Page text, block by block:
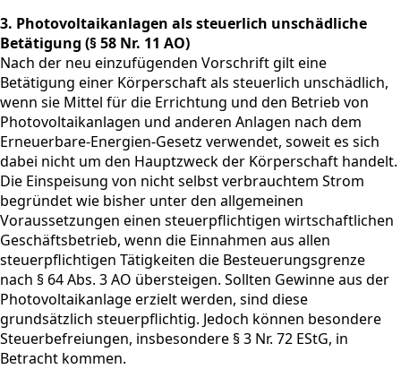
3. Photovoltaikanlagen als steuerlich unschädliche
Betätigung (§ 58 Nr. 11 AO)
Nach der neu einzufügenden Vorschrift gilt eine
Betätigung einer Körperschaft als steuerlich unschädlich,
wenn sie Mittel für die Errichtung und den Betrieb von
Photovoltaikanlagen und anderen Anlagen nach dem
Erneuerbare-Energien-Gesetz verwendet, soweit es sich
dabei nicht um den Hauptzweck der Körperschaft handelt.
Die Einspeisung von nicht selbst verbrauchtem Strom
begründet wie bisher unter den allgemeinen
Voraussetzungen einen steuerpflichtigen wirtschaftlichen
Geschäftsbetrieb, wenn die Einnahmen aus allen
steuerpflichtigen Tätigkeiten die Besteuerungsgrenze
nach § 64 Abs. 3 AO übersteigen. Sollten Gewinne aus der
Photovoltaikanlage erzielt werden, sind diese
grundsätzlich steuerpflichtig. Jedoch können besondere
Steuerbefreiungen, insbesondere § 3 Nr. 72 EStG, in
Betracht kommen.